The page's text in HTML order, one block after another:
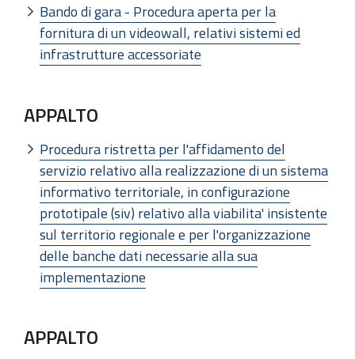
Bando di gara - Procedura aperta per la
fornitura di un videowall, relativi sistemi ed
infrastrutture accessoriate
APPALTO
Procedura ristretta per l'affidamento del
servizio relativo alla realizzazione di un sistema
informativo territoriale, in configurazione
prototipale (siv) relativo alla viabilita' insistente
sul territorio regionale e per l'organizzazione
delle banche dati necessarie alla sua
implementazione
APPALTO